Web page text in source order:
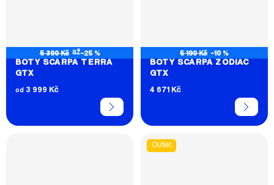
5 390 Kč až–25 %
BOTY SCARPA TERRA
GTX
od 3 999 Kč
5 190 Kč –10 %
BOTY SCARPA ZODIAC
GTX
4 671 Kč
Outlet